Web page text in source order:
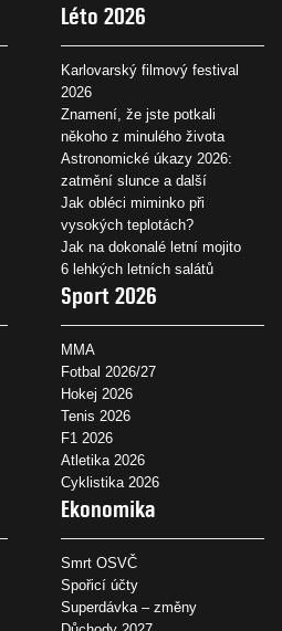
Léto 2026
Karlovarský filmový festival
2026
Znamení, že jste potkali
někoho z minulého života
Astronomické úkazy 2026:
zatmění slunce a další
Jak obléci miminko při
vysokých teplotách?
Jak na dokonalé letní mojito
6 lehkých letních salátů
Sport 2026
MMA
Fotbal 2026/27
Hokej 2026
Tenis 2026
F1 2026
Atletika 2026
Cyklistika 2026
Ekonomika
Smrt OSVČ
Spořicí účty
Superdávka – změny